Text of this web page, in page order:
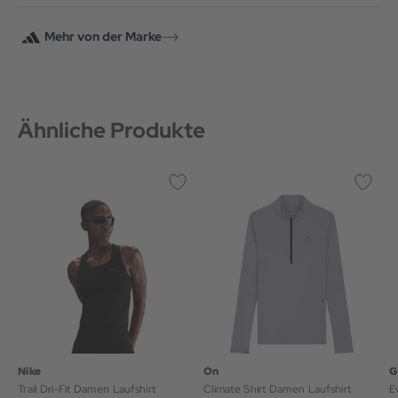
Mehr von der Marke
Ähnliche Produkte
Nike
Trail Dri-Fit Damen Laufshirt
On
Climate Shirt Damen Laufshirt